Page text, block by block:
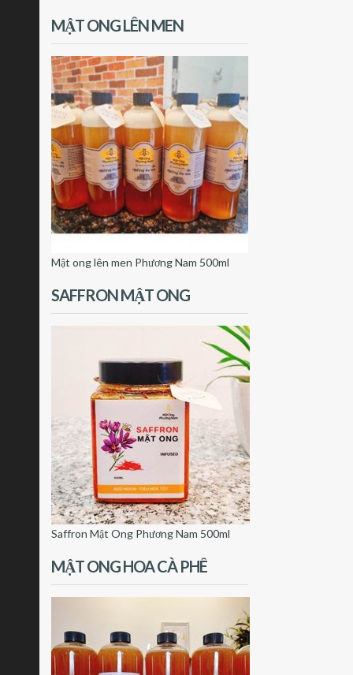
MẬT ONG LÊN MEN
Mật ong lên men Phương Nam 500ml
SAFFRON MẬT ONG
Saffron Mật Ong Phương Nam 500ml
MẬT ONG HOA CÀ PHÊ